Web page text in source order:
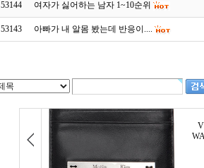
53144 여자가 싫어하는 남자 1~10순위
53143 아빠가 내 알몸 봤는데 반응이....